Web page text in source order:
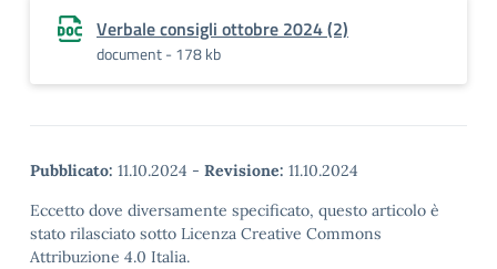
Verbale consigli ottobre 2024 (2)
document - 178 kb
Pubblicato: 11.10.2024 - Revisione: 11.10.2024
Eccetto dove diversamente specificato, questo articolo è
stato rilasciato sotto Licenza Creative Commons
Attribuzione 4.0 Italia.